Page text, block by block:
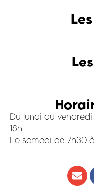
Du lundi au
18h
Le samedi de 7h30